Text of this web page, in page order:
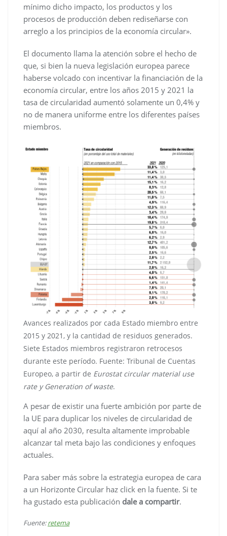
mínimo dicho impacto, los productos y los
procesos de producción deben rediseñarse con
arreglo a los principios de la economía circular».
El documento llama la atención sobre el hecho de
que, si bien la nueva legislación europea parece
haberse volcado con incentivar la financiación de la
economía circular, entre los años 2015 y 2021 la
tasa de circularidad aumentó solamente un 0,4% y
no de manera uniforme entre los diferentes países
miembros.
Avances realizados por cada Estado miembro entre
2015 y 2021, y la cantidad de residuos generados.
Siete Estados miembros registraron retrocesos
durante este período. Fuente: Tribunal de Cuentas
Europeo, a partir de Eurostat circular material use
rate y Generation of waste.
A pesar de existir una fuerte ambición por parte de
la UE para duplicar los niveles de circularidad de
aquí al año 2030, resulta altamente improbable
alcanzar tal meta bajo las condiciones y enfoques
actuales.
Para saber más sobre la estrategia europea de cara
a un Horizonte Circular haz click en la fuente. Si te
ha gustado esta publicación dale a compartir.
Fuente:retema